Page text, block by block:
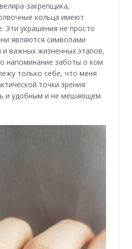
закрепщика,
кольца имеют
Эти украшения не просто
являются символами
и важных жизненных этапов,
напоминание заботы о ком
только себе, что меня
точки зрения
и удобным и не мешающем